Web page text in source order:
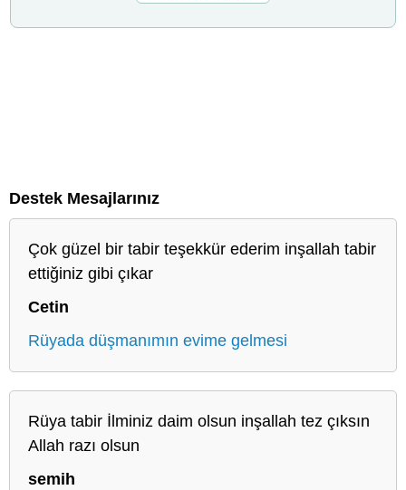
Destek Mesajlarınız
Çok güzel bir tabir teşekkür ederim inşallah tabir
ettiğiniz gibi çıkar
Cetin
Rüyada düşmanımın evime gelmesi
Rüya tabir İlminiz daim olsun inşallah tez çıksın
Allah razı olsun
semih